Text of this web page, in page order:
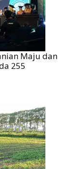
Maju dan
255